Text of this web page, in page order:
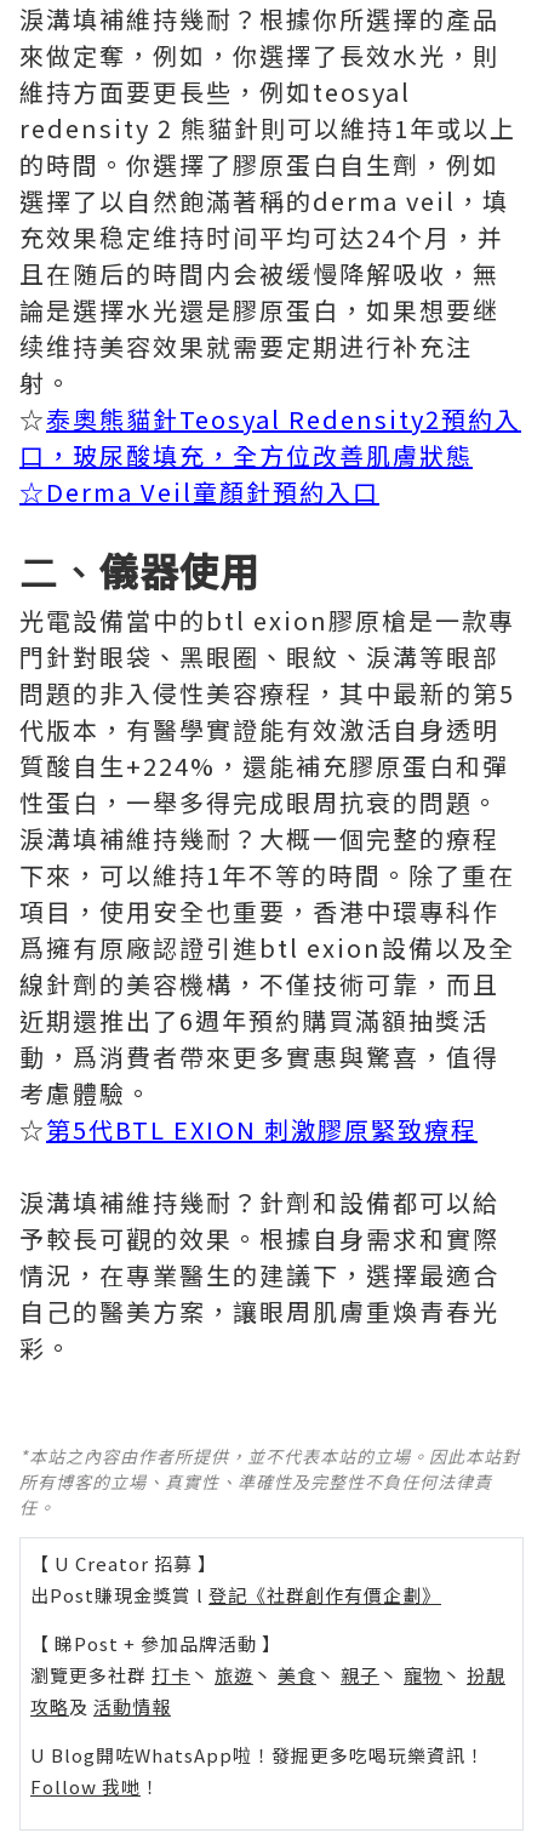
淚溝填補維持幾耐？根據你所選擇的產品
來做定奪，例如，你選擇了長效水光，則
維持方面要更長些，例如teosyal
redensity 2 熊貓針則可以維持1年或以上
的時間。你選擇了膠原蛋白自生劑，例如
選擇了以自然飽滿著稱的derma veil，填
充效果稳定维持时间平均可达24个月，并
且在随后的時間内会被缓慢降解吸收，無
論是選擇水光還是膠原蛋白，如果想要继
续维持美容效果就需要定期进行补充注
射。
☆泰奧熊貓針Teosyal Redensity2預約入
口，玻尿酸填充，全方位改善肌膚狀態
☆Derma Veil童顏針預約入口
二、 儀器使用
光電設備當中的btl exion膠原槍是一款專
門針對眼袋、黑眼圈、眼紋、淚溝等眼部
問題的非入侵性美容療程，其中最新的第5
代版本，有醫學實證能有效激活自身透明
質酸自生+224%，還能補充膠原蛋白和彈
性蛋白，一舉多得完成眼周抗衰的問題。
淚溝填補維持幾耐？大概一個完整的療程
下來，可以維持1年不等的時間。除了重在
項目，使用安全也重要，香港中環專科作
爲擁有原廠認證引進btl exion設備以及全
線針劑的美容機構，不僅技術可靠，而且
近期還推出了6週年預約購買滿額抽獎活
動，爲消費者帶來更多實惠與驚喜，值得
考慮體驗。
☆第5代BTL EXION 刺激膠原緊致療程
淚溝填補維持幾耐？針劑和設備都可以給
予較長可觀的效果。根據自身需求和實際
情況，在專業醫生的建議下，選擇最適合
自己的醫美方案，讓眼周肌膚重煥青春光
彩。
*本站之內容由作者所提供，並不代表本站的立場。因此本站對
所有博客的立場、真實性、準確性及完整性不負任何法律責
任。
【 U Creator 招募 】
出Post賺現金獎賞 l 登記《社群創作有價企劃》
【 睇Post + 參加品牌活動 】
瀏覽更多社群 打卡 丶 旅遊 丶 美食 丶 親子 丶 寵物 丶 扮靚
攻略及 活動情報
U Blog開咗WhatsApp啦！發掘更多吃喝玩樂資訊！
Follow 我哋 ！